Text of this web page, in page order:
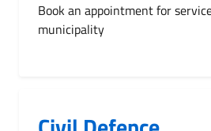
Book an appointment for
municipality